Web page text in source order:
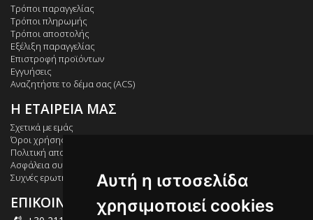
Τρόποι παραγγελίας
Τρόποι πληρωμής
Τρόποι αποστολής
Εξέλιξη παραγγελίας
Επιστροφή προϊόντων
Εγγυήσεις
Αναζητήστε το δέμα σας (ACS)
Η ΕΤΑΙΡΕΙΑ ΜΑΣ
Σχετικά με εμάς
Όροι χρήσης
Πολιτική απορρήτου
Ασφάλεια συναλλαγών
Συχνές ερωτήσεις
ΕΠΙΚΟΙΝΩΝΙΑ
Αυτή η ιστοσελίδα
χρησιμοποιεί cookies